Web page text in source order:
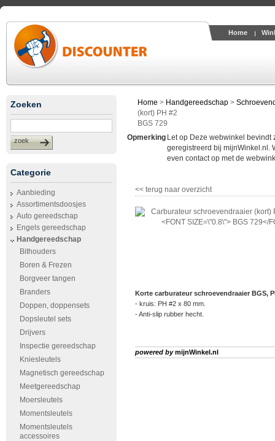
Home
Zoeken
zoek
Categorie
Aanbieding
Assortimentsdoosjes
Auto gereedschap
Engels gereedschap
Handgereedschap
Bithouders
Boren & Frezen
Borgveer tangen
Branders
Doppen, doppensets
Dopsleutel sets
Drijvers
Inspectie gereedschap
Kniesleutels
Magnetisch gereedschap
Meetgereedschap
Moersleutels
Momentsleutels
Momentsleutels
accessoires
Home > Handgereedschap >
(kort) PH #2
BGS 729
Opmerking Let op Deze webwinkel
geregistreerd bij mijnWinkel.nl.
even contact op met de
<< terug naar overzicht
Korte carburateur schroevendraaier BGS,
- kruis: PH #2 x 80 mm.
- Anti-slip rubber hecht.
powered bymijnWinkel.nl